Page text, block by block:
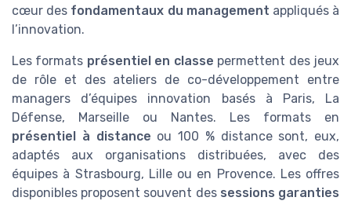
cœur des fondamentaux du management appliqués à
l’innovation.
Les formats présentiel en classe permettent des jeux
de rôle et des ateliers de co-développement entre
managers d’équipes innovation basés à Paris, La
Défense, Marseille ou Nantes. Les formats en
présentiel à distance ou 100 % distance sont, eux,
adaptés aux organisations distribuées, avec des
équipes à Strasbourg, Lille ou en Provence. Les offres
disponibles proposent souvent des sessions garanties